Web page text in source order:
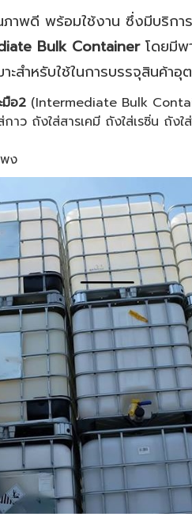
พดี พร้อมใช้งาน ซึ่งมีบริการ
Bulk Containerโดยมีพ
ะสำหรับใช้ในการบรรจุสินค้า
มือ2 (Intermediate Bulk
าว ถังใส่สารเคมี ถังใส่เรซิ่น ถัง
ง